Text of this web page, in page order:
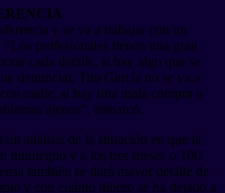
y se va a trabajar con un
profesionales tienen una gran
cada detalle, si hay algo que se
denunciar, Tito García no se va a
nadie, si hay una mala compra o
ajenos”, remarcó.
un análisis de la situación en que la
municipio y a los tres meses o 100
también se dará mayor detalle de
y con cuánto dinero se ha dejado a